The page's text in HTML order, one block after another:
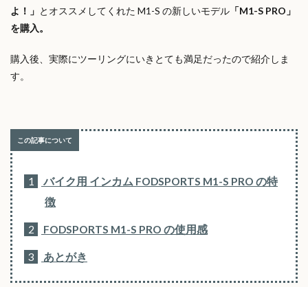
よ！」 とオススメしてくれた M1-S の新しいモデル 「M1-S PRO」
を購入。
購入後、実際にツーリングにいきとても満足だったので紹介しま
す。
1
バイク用 インカム FODSPORTS M1-S PRO の特
徴
2 FODSPORTS M1-S PRO の使用感
3 あとがき